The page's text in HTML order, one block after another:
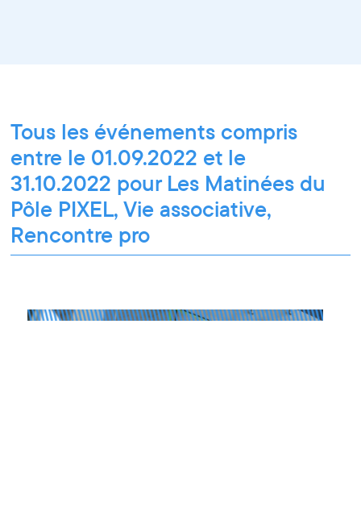
Tous les événements compris
entre le 01.09.2022 et le
31.10.2022 pour Les Matinées du
Pôle PIXEL, Vie associative,
Rencontre pro